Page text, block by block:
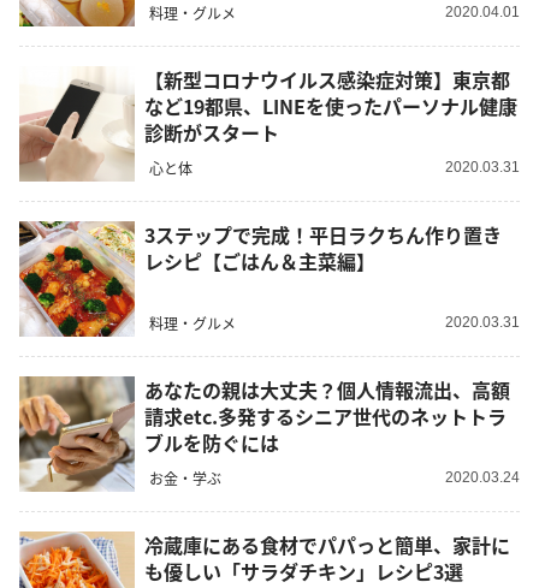
料理・グルメ 2020.04.01
【新型コロナウイルス感染症対策】東京都
など19都県、LINEを使ったパーソナル健康
診断がスタート
心と体 2020.03.31
3ステップで完成！平日ラクちん作り置き
レシピ【ごはん＆主菜編】
料理・グルメ 2020.03.31
あなたの親は大丈夫？個人情報流出、高額
請求etc.多発するシニア世代のネットトラ
ブルを防ぐには
お金・学ぶ 2020.03.24
冷蔵庫にある食材でパパっと簡単、家計に
も優しい「サラダチキン」レシピ3選